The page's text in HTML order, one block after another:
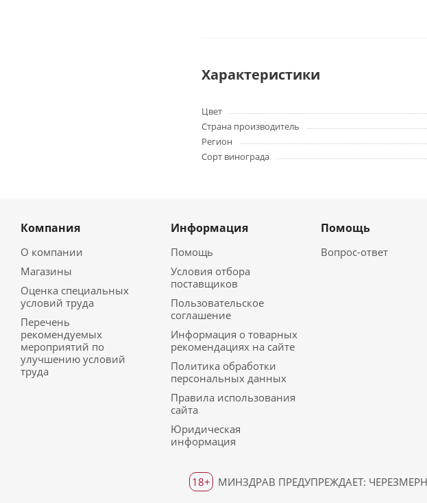
Характеристики
Цвет
Страна производитель
Регион
Сорт винограда
Компания
О компании
Магазины
Оценка специальных
условий труда
Перечень
рекомендуемых
мероприятий по
улучшению условий
труда
Информация
Помощь
Условия отбора
поставщиков
Пользовательское
соглашение
Информация о товарных
рекомендациях на сайте
Политика обработки
персональных данных
Правила использования
сайта
Юридическая
информация
Помощь
Вопрос-ответ
18+ МИНЗДРАВ ПРЕДУПРЕЖДАЕТ: